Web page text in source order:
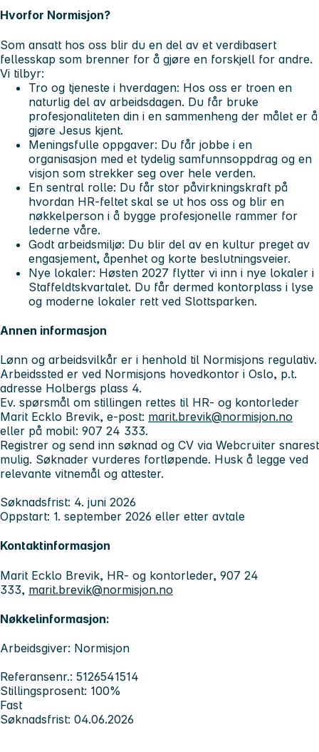
Hvorfor Normisjon?
Som ansatt hos oss blir du en del av et verdibasert
fellesskap som brenner for å gjøre en forskjell for andre.
Vi tilbyr:
Tro og tjeneste i hverdagen: Hos oss er troen en
naturlig del av arbeidsdagen. Du får bruke
profesjonaliteten din i en sammenheng der målet er å
gjøre Jesus kjent.
Meningsfulle oppgaver: Du får jobbe i en
organisasjon med et tydelig samfunnsoppdrag og en
visjon som strekker seg over hele verden.
En sentral rolle: Du får stor påvirkningskraft på
hvordan HR-feltet skal se ut hos oss og blir en
nøkkelperson i å bygge profesjonelle rammer for
lederne våre.
Godt arbeidsmiljø: Du blir del av en kultur preget av
engasjement, åpenhet og korte beslutningsveier.
Nye lokaler: Høsten 2027 flytter vi inn i nye lokaler i
Staffeldtskvartalet. Du får dermed kontorplass i lyse
og moderne lokaler rett ved Slottsparken.
Annen informasjon
Lønn og arbeidsvilkår er i henhold til Normisjons regulativ.
Arbeidssted er ved Normisjons hovedkontor i Oslo, p.t.
adresse Holbergs plass 4.
Ev. spørsmål om stillingen rettes til HR- og kontorleder
Marit Ecklo Brevik, e-post: marit.brevik@normisjon.no
eller på mobil: 907 24 333.
Registrer og send inn søknad og CV via Webcruiter snarest
mulig. Søknader vurderes fortløpende. Husk å legge ved
relevante vitnemål og attester.
Søknadsfrist: 4. juni 2026
Oppstart: 1. september 2026 eller etter avtale
Kontaktinformasjon
Marit Ecklo Brevik, HR- og kontorleder, 907 24
333, marit.brevik@normisjon.no
Nøkkelinformasjon:
Arbeidsgiver: Normisjon
Referansenr.: 5126541514
Stillingsprosent: 100%
Fast
Søknadsfrist: 04.06.2026